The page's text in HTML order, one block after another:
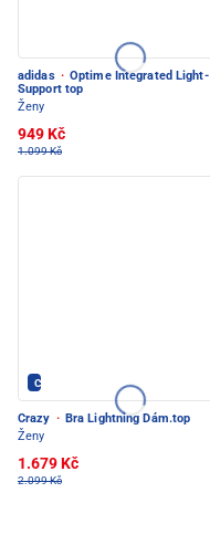
adidas · Optime Integrated Light-
Support top
Ženy
949 Kč
1.099 Kč
Crazy - PEC POD SNĚŽKOU
Crazy · Bra Lightning Dám.top
Ženy
1.679 Kč
2.099 Kč